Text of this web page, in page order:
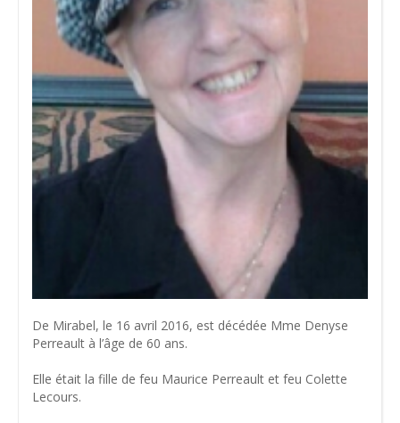
De Mirabel, le 16 avril 2016, est décédée Mme Denyse
Perreault à l’âge de 60 ans.
Elle était la fille de feu Maurice Perreault et feu Colette
Lecours.